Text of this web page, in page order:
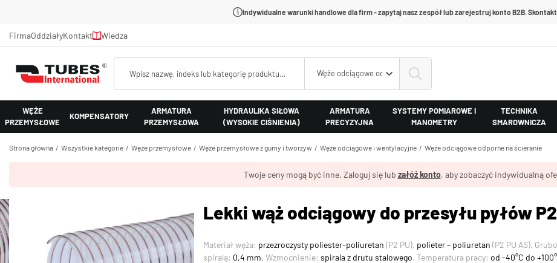
Indywidualne warunki handlowe dla firm - zapytaj nasz zespół lub zarejestruj konto B2B.
FirmaOddziałyKontakt Wiedza
Węże odciągowe odporne na ścieranie
WĘŻE
PRZEMYSŁOWE
KOMPENSATORY
ARMATURA
PRZEMYSŁOWA
HYDRAULIKA SIŁOWA
(WYSOKIE CIŚNIENIA)
ARMATURA
PRECYZYJNA
SYSTEMY POMIAROWE I
MANOMETRY
TECHNIKA
SMAROWNICZA
Strona główna Wszystkie kategorie Węże przemysłowe Węże przemysłowe z gumy i tworzyw Węże odciągowe i wentylacyjne Węże odciągowe odporne na ścieranie
Twoje ceny mogą być inne. Zaloguj się lub załóż konto, aby zobaczyć indywidualną
Lekki wąż odciągowy do przesyłu pyłów
Materiał węża: przezroczysty poliester-poliuretan (P2 PU), polieter – poliuretan (P2 PU AS).
spiralą: 0,4 mm. Wzmocnienie: spirala z drutu stalowego. Temperatura pracy: od -40°C do